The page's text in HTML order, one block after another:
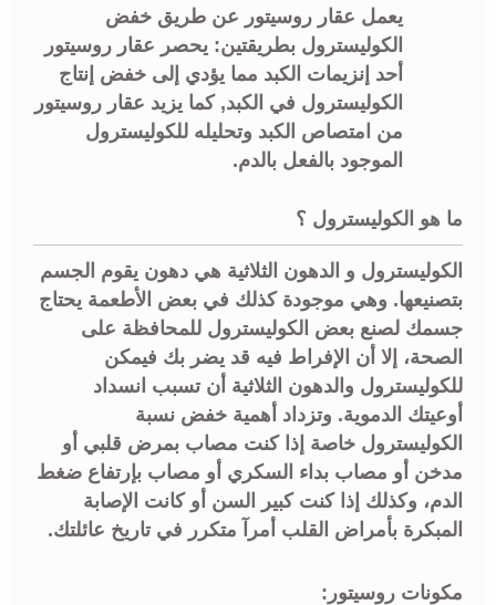
يعمل عقار روسيتور عن طريق خفض
الكوليسترول بطريقتين: يحصر عقار روسيتور
أحد إنزيمات الكبد مما يؤدي إلى خفض إنتاج
الكوليسترول في الكبد, كما يزيد عقار روسيتور
من امتصاص الكبد وتحليله للكوليسترول
الموجود بالفعل بالدم.
ما هو الكوليسترول ؟
الكوليسترول و الدهون الثلاثية هي دهون يقوم الجسم
بتصنيعها. وهي موجودة كذلك في بعض الأطعمة يحتاج
جسمك لصنع بعض الكوليسترول للمحافظة على
الصحة، إلا أن الإفراط فيه قد يضر بك فيمكن
للكوليسترول والدهون الثلاثية أن تسبب انسداد
أوعيتك الدموية. وتزداد أهمية خفض نسبة
الكوليسترول خاصة إذا كنت مصاب بمرض قلبي أو
مدخن أو مصاب بداء السكري أو مصاب بإرتفاع ضغط
الدم، وكذلك إذا كنت كبير السن أو كانت الإصابة
المبكرة بأمراض القلب أمرآ متكرر في تاريخ عائلتك.
مكونات روسيتور: